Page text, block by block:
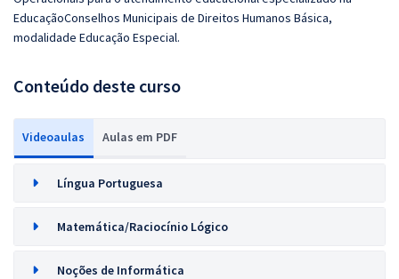
EducaçãoConselhos Municipais de Direitos Humanos Básica,
modalidade Educação Especial.
Conteúdo deste curso
Videoaulas Aulas em PDF
Língua Portuguesa
Matemática/Raciocínio Lógico
Noções de Informática